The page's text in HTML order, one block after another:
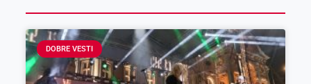
DOBRE VESTI